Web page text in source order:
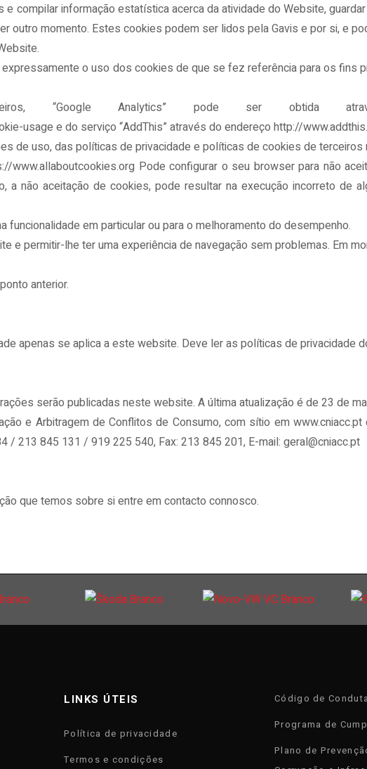
compilar informação estatística acerca da atividade do Website,
outro momento. Estes cookies podem ser lidos pela Gavis e por si, e
o uso dos cookies de que se fez referência para os fins
“Google Analytics” pode ser obtida
usage e do serviço “AddThis” através do endereço http://
de uso, das políticas de privacidade e políticas de cookies de
www.allaboutcookies.org Pode configurar o seu browser para não
não aceitação de cookies, pode resultar na execução incorreto de
em particular ou para o melhoramento do desempenho.
permitir-lhe ter uma experiência de navegação sem problemas. Em
anterior.
apenas se aplica a este website. Deve ler as políticas de privacidade
serão publicadas neste website. A última atualização é de 23 de
e Arbitragem de Conflitos de Consumo, com sítio em
213 845 131 / 919 225 540, Fax: 213 845 201, E-mail: geral@cniacc.pt
que temos sobre si entre em contacto connosco.
LINKS ÚTEIS
Política de privacidade
Termos e condições
Código de Conduta
Programa de
Plano de